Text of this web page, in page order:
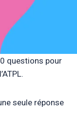
questions pour
seule réponse